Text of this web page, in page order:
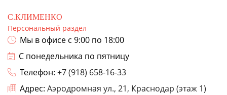
С.КЛИМЕНКО
Персональный раздел
Мы в офисе с 9:00 по 18:00
С понедельника по пятницу
Телефон: +7 (918) 658-16-33
Адрес: Аэродромная ул., 21, Краснодар (этаж 1)